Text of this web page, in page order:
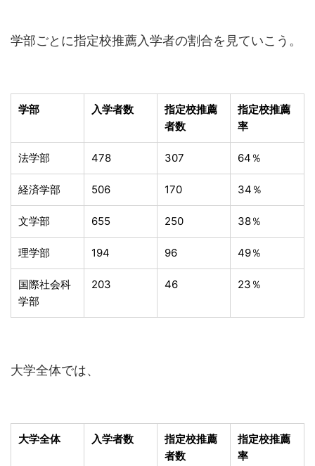
学部ごとに指定校推薦入学者の割合を見ていこう。
学部 入学者数
指定校推薦
者数
指定校推薦
率
法学部 478 307 64％
経済学部 506 170 34％
文学部 655 250 38％
理学部 194 96 49％
国際社会科
学部
203 46 23％
大学全体では、
大学全体 入学者数
指定校推薦
者数
指定校推薦
率